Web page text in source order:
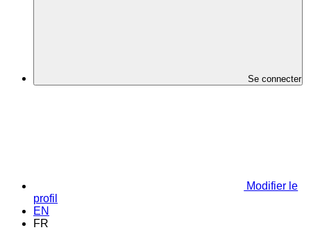
Se connecter
Modifier le
profil
EN
FR